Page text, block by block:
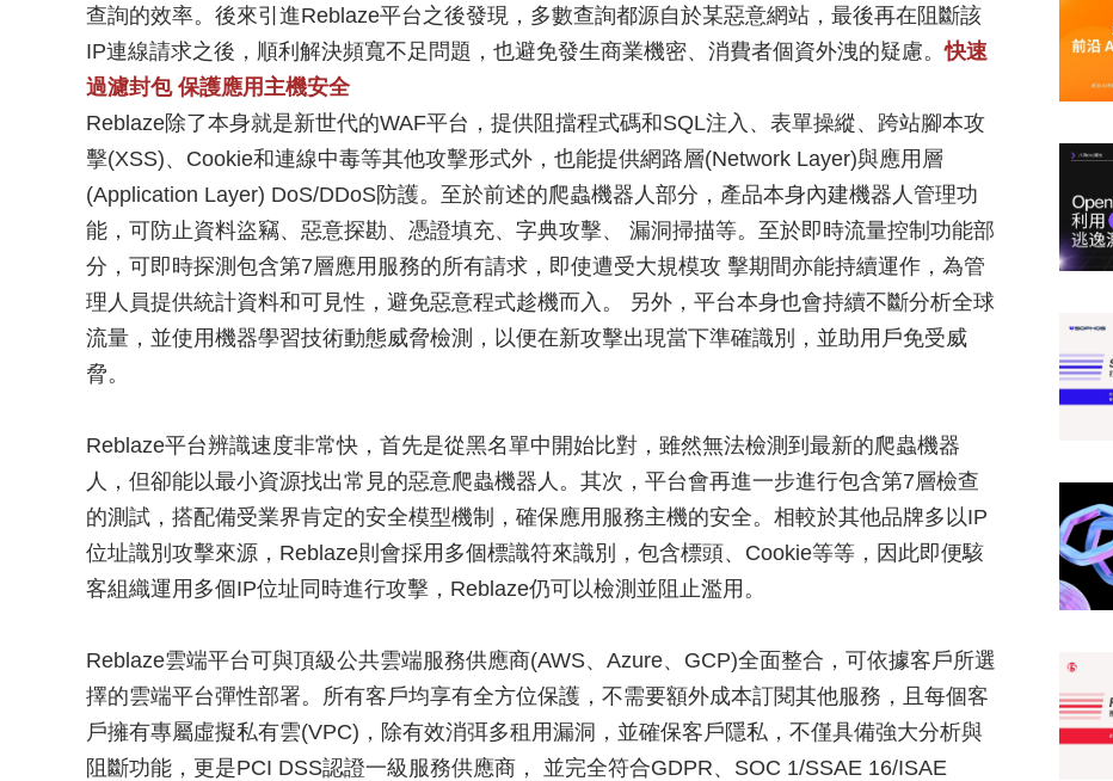
查詢的效率。後來引進Reblaze平台之後發現，多數查詢都源自於某惡意網站，最後再在阻斷該
IP連線請求之後，順利解決頻寬不足問題，也避免發生商業機密、消費者個資外洩的疑慮。快速
過濾封包 保護應用主機安全
Reblaze除了本身就是新世代的WAF平台，提供阻擋程式碼和SQL注入、表單操縱、跨站腳本攻
擊(XSS)、Cookie和連線中毒等其他攻擊形式外，也能提供網路層(Network Layer)與應用層
(Application Layer) DoS/DDoS防護。至於前述的爬蟲機器人部分，產品本身內建機器人管理功
能，可防止資料盜竊、惡意探勘、憑證填充、字典攻擊、 漏洞掃描等。至於即時流量控制功能部
分，可即時探測包含第7層應用服務的所有請求，即使遭受大規模攻 擊期間亦能持續運作，為管
理人員提供統計資料和可見性，避免惡意程式趁機而入。 另外，平台本身也會持續不斷分析全球
流量，並使用機器學習技術動態威脅檢測，以便在新攻擊出現當下準確識別，並助用戶免受威
脅。
Reblaze平台辨識速度非常快，首先是從黑名單中開始比對，雖然無法檢測到最新的爬蟲機器
人，但卻能以最小資源找出常見的惡意爬蟲機器人。其次，平台會再進一步進行包含第7層檢查
的測試，搭配備受業界肯定的安全模型機制，確保應用服務主機的安全。相較於其他品牌多以IP
位址識別攻擊來源，Reblaze則會採用多個標識符來識別，包含標頭、Cookie等等，因此即便駭
客組織運用多個IP位址同時進行攻擊，Reblaze仍可以檢測並阻止濫用。
Reblaze雲端平台可與頂級公共雲端服務供應商(AWS、Azure、GCP)全面整合，可依據客戶所選
擇的雲端平台彈性部署。所有客戶均享有全方位保護，不需要額外成本訂閱其他服務，且每個客
戶擁有專屬虛擬私有雲(VPC)，除有效消弭多租用漏洞，並確保客戶隱私，不僅具備強大分析與
阻斷功能，更是PCI DSS認證一級服務供應商， 並完全符合GDPR、SOC 1/SSAE 16/ISAE